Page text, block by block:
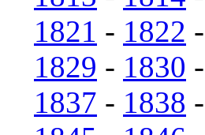
1821 - 1822 -
1829 - 1830 -
1837 - 1838 -